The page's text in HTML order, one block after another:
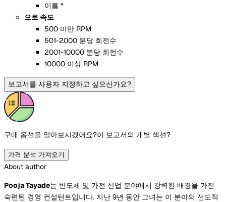
이름 *
으로 속도
500 미만 RPM
501-2000 분당 회전수
2001-10000 분당 회전수
10000 이상 RPM
보고서를 사용자 지정하고 싶으신가요?
구매 옵션을 알아보시겠어요?이 보고서의 개별 섹션?
가격 분석 가져오기
About author
Pooja Tayade는 반도체 및 가전 산업 분야에서 강력한 배경을 가진
숙련된 경영 컨설턴트입니다. 지난 9년 동안 그녀는 이 분야의 선도적